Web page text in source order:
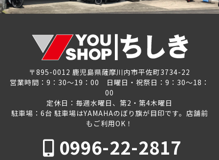
〒895-0012 鹿児島県薩摩川内市平佐町3734-22
営業時間：9：30～19：00 日曜日・祝祭日：9：30～18：
00
定休日：毎週水曜日、第2・第4木曜日
駐車場：6台 駐車場はYAMAHAのぼり旗が目印です。店舗前
もご利用OK！
0996-22-2817